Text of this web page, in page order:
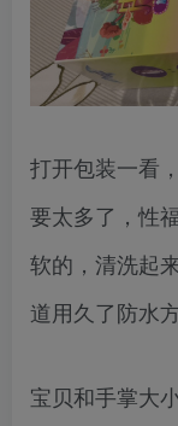
打开包装一看
要太多了，性
软的，清洗起
道用久了防水
宝贝和手掌大